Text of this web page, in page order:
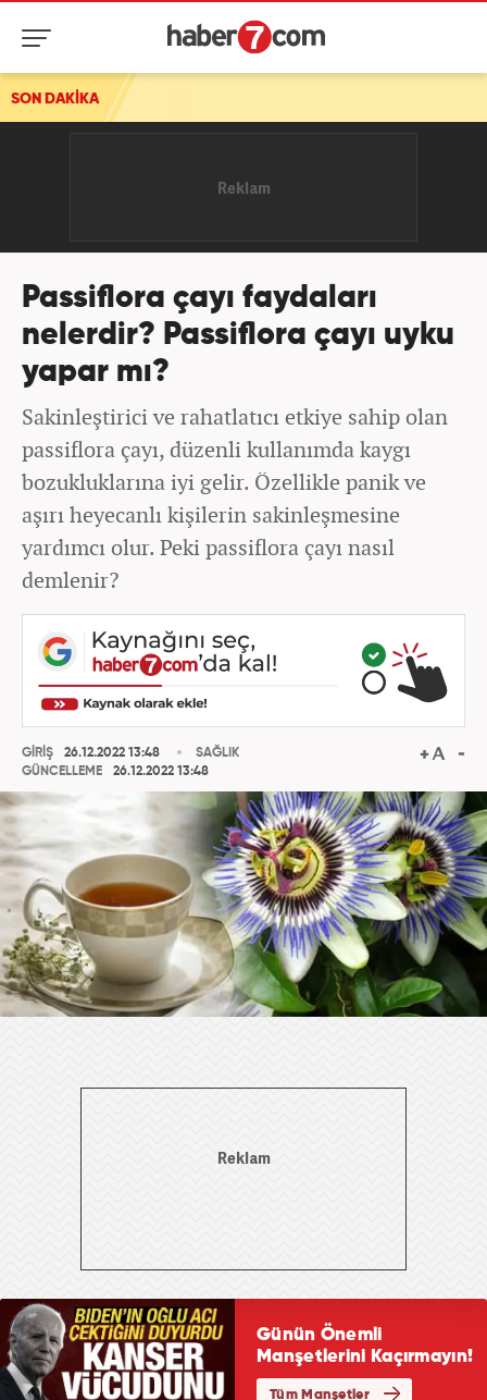
SON DAKİKA
Passiflora çayı faydaları
nelerdir? Passiflora çayı uyku
yapar mı?
Sakinleştirici ve rahatlatıcı etkiye sahip olan
passiflora çayı, düzenli kullanımda kaygı
bozukluklarına iyi gelir. Özellikle panik ve
aşırı heyecanlı kişilerin sakinleşmesine
yardımcı olur. Peki passiflora çayı nasıl
demlenir?
GİRİŞ
26.12.2022 13:48
GÜNCELLEME
26.12.2022 13:48
SAĞLIK